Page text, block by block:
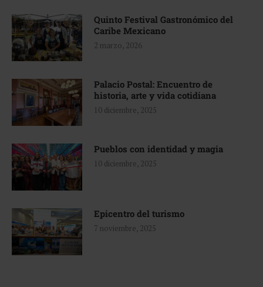
Quinto Festival Gastronómico del
Caribe Mexicano
2 marzo, 2026
Palacio Postal: Encuentro de
historia, arte y vida cotidiana
10 diciembre, 2025
Pueblos con identidad y magia
10 diciembre, 2025
Epicentro del turismo
7 noviembre, 2025